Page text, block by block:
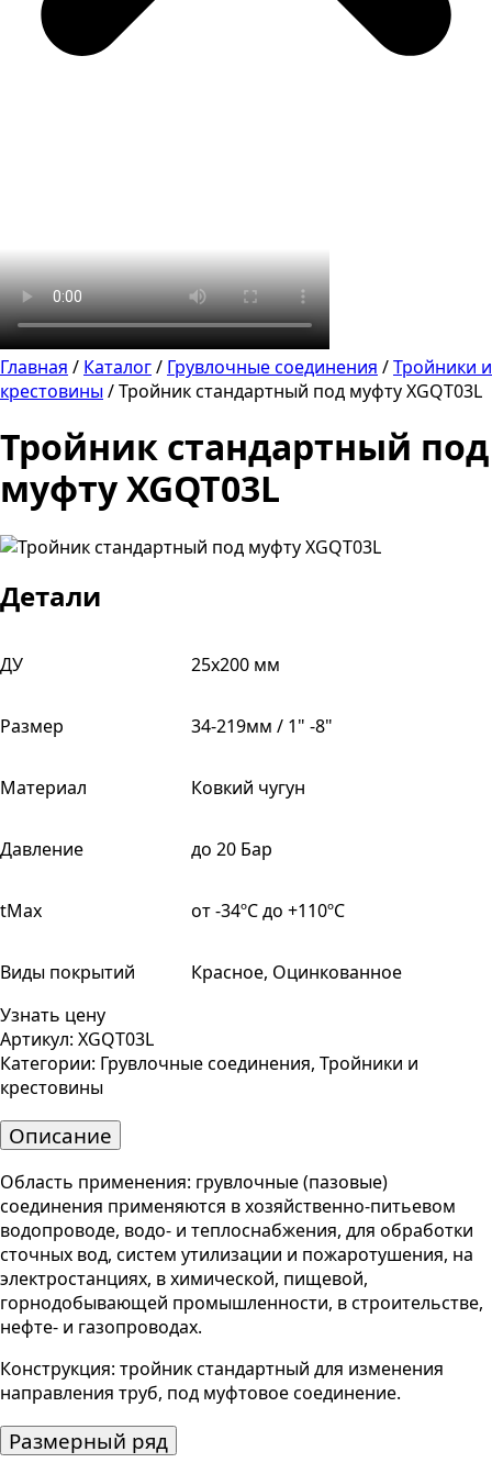
Главная / Каталог/ Грувлочные соединения /Тройники и
крестовины/Тройник стандартный под муфту XGQT03L
Тройник стандартный под
муфту XGQT03L
Детали
ДУ 25х200 мм
Размер 34-219мм / 1" -8"
Материал Ковкий чугун
Давление до 20 Бар
tMax от -34ºС до +110ºС
Виды покрытий
Красное, Оцинкованное
Узнать цену
Артикул: XGQT03L
Категории: Грувлочные соединения, Тройники и
крестовины
Описание
Область применения: грувлочные (пазовые)
соединения применяются в хозяйственно-питьевом
водопроводе, водо- и теплоснабжения, для обработки
сточных вод, систем утилизации и пожаротушения, на
электростанциях, в химической, пищевой,
горнодобывающей промышленности, в строительстве,
нефте- и газопроводах.
Конструкция: тройник стандартный для изменения
направления труб, под муфтовое соединение.
Размерный ряд